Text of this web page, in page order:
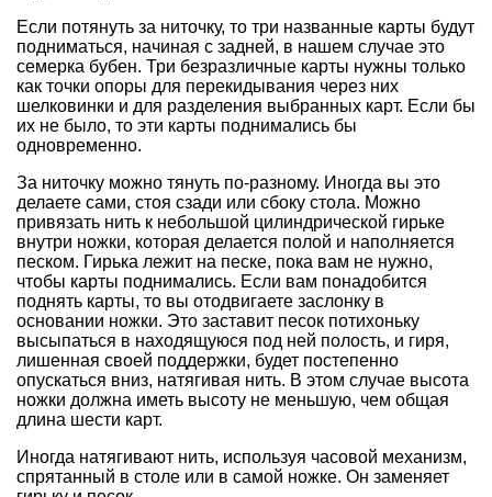
Если потянуть за ниточку, то три названные карты будут
подниматься, начиная с задней, в нашем случае это
семерка бубен. Три безразличные карты нужны только
как точки опоры для перекидывания через них
шелковинки и для разделения выбранных карт. Если бы
их не было, то эти карты поднимались бы
одновременно.
За ниточку можно тянуть по-разному. Иногда вы это
делаете сами, стоя сзади или сбоку стола. Можно
привязать нить к небольшой цилиндрической гирьке
внутри ножки, которая делается полой и наполняется
песком. Гирька лежит на песке, пока вам не нужно,
чтобы карты поднимались. Если вам понадобится
поднять карты, то вы отодвигаете заслонку в
основании ножки. Это заставит песок потихоньку
высыпаться в находящуюся под ней полость, и гиря,
лишенная своей поддержки, будет постепенно
опускаться вниз, натягивая нить. В этом случае высота
ножки должна иметь высоту не меньшую, чем общая
длина шести карт.
Иногда натягивают нить, используя часовой механизм,
спрятанный в столе или в самой ножке. Он заменяет